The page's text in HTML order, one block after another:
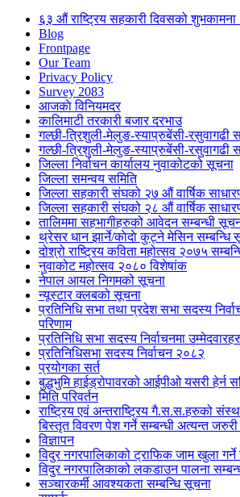
६३ औं राष्ट्रिय सहकारी दिवसको
Blog
Frontpage
Our Team
Privacy Policy
Survey 2083
आजकाे विनियमदर
कालिमाटी तरकारी बजार दरभाउ
गल्छी-त्रिशुली-मेलुङ-स्याप्रुबेंसी-रसुवागढी
गल्छी-त्रिशुली-मेलुङ-स्याप्रुबेंसी-रसुवागढी
जिल्ला निर्वाचन कार्यालय नुवाकोटको सूचना
जिल्ला समन्वय समिति
जिल्ला सहकारी संघको २७ औं वार्षिक
जिल्ला सहकारी संघको २८ औं वार्षिक
तालिममा सहभागीहरुको आवेदन सम्बन्धी
थ्रेसर धान झार्ने/काेदाे कुट्ने मेसिन सम्बन्धि
दोश्रो राष्ट्रिय कविता महोत्सव २०७५
नुवाकोट महोत्सव २०८० विशेषांक
नेपाल आयल निगमको सूचना
न्यूस्टार क्लबको सूचना
प्रतिनिधि सभा तथा प्रदेश सभा सदस्य
परिणाम
प्रतिनिधि सभा सदस्य निर्वाचनमा
प्रतिनिधिसभा सदस्य निर्वाचन २०८२
प्रयोगका सर्त
बुद्धभुमि हाईड्रोपावरको आईपीओ यसरी हेर्न
मिति परिवर्तन
राष्ट्रिय एवं अन्तराष्ट्रिय गै.स.स.हरुको
बिस्तृत विवरण पेश गर्ने सम्बन्धी अत्यन्त
विज्ञापन
विदुर नगरपालिकाको ट्राफिक जाम खुला
विदुर नगरपालिकाको लकडाउन पालना
सञ्चारकर्मी आवश्यकता सम्बन्धि सूचना